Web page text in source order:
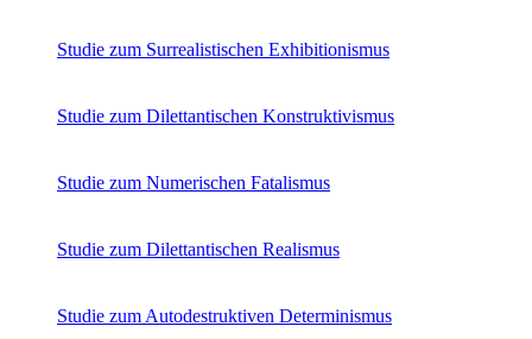
Buchtipps von Prof. Uli Rothfuss
Hörtipps von Harald Schwiers
Studie zum Surrealistischen Exhibitionismus
Studie zum Dilettantischen Konstruktivismus
Studie zum Numerischen Fatalismus
Studie zum Dilettantischen Realismus
Studie zum Autodestruktiven Determinismus